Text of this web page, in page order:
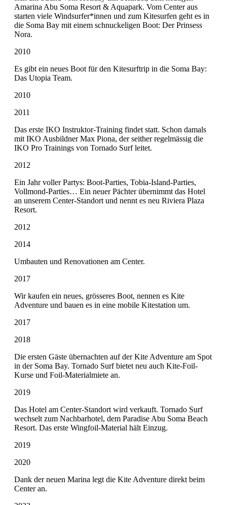
Amarina Abu Soma Resort & Aquapark. Vom Center aus
starten viele Windsurfer*innen und zum Kitesurfen geht es in
die Soma Bay mit einem schnuckeligen Boot: Der Prinsess
Nora.
2010
Es gibt ein neues Boot für den Kitesurftrip in die Soma Bay:
Das Utopia Team.
2010
2011
Das erste IKO Instruktor-Training findet statt. Schon damals
mit IKO Ausbildner Max Piona, der seither regelmässig die
IKO Pro Trainings von Tornado Surf leitet.
2012
Ein Jahr voller Partys: Boot-Parties, Tobia-Island-Parties,
Vollmond-Parties… Ein neuer Pächter übernimmt das Hotel
an unserem Center-Standort und nennt es neu Riviera Plaza
Resort.
2012
2014
Umbauten und Renovationen am Center.
2017
Wir kaufen ein neues, grösseres Boot, nennen es Kite
Adventure und bauen es in eine mobile Kitestation um.
2017
2018
Die ersten Gäste übernachten auf der Kite Adventure am Spot
in der Soma Bay. Tornado Surf bietet neu auch Kite-Foil-
Kurse und Foil-Materialmiete an.
2019
Das Hotel am Center-Standort wird verkauft. Tornado Surf
wechselt zum Nachbarhotel, dem Paradise Abu Soma Beach
Resort. Das erste Wingfoil-Material hält Einzug.
2019
2020
Dank der neuen Marina legt die Kite Adventure direkt beim
Center an.